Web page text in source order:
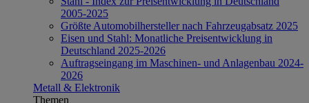
2005-2025
Größte Automobilhersteller nach Fahrzeugabsatz 2025
Eisen und Stahl: Monatliche Preisentwicklung in
Deutschland 2025-2026
Auftragseingang im Maschinen- und Anlagenbau 2024-
2026
Metall & Elektronik
Themen